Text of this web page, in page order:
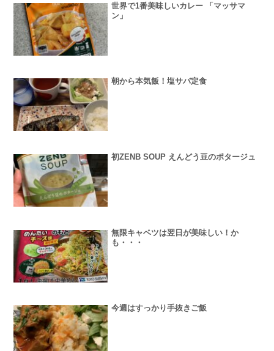
世界で1番美味しいカレー 「マッサマ
ン」
朝から本気飯！塩サバ定食
初ZENB SOUP えんどう豆のポタージュ
無限キャベツは翌日が美味しい！か
も・・・
今週はすっかり手抜きご飯